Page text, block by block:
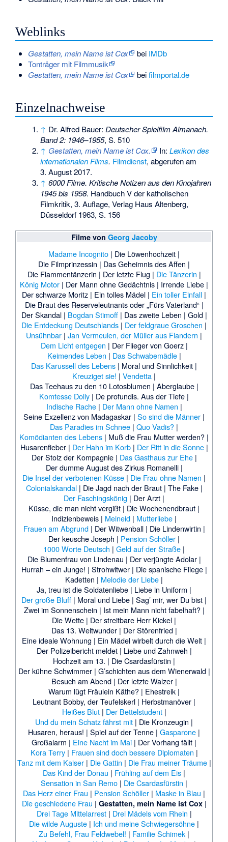
Weblinks
Gestatten, mein Name ist Cox bei IMDb
Tonträger mit Filmmusik
Gestatten, mein Name ist Cox
beifilmportal.de
Einzelnachweise
↑ Dr. Alfred Bauer:Deutscher Spielfilm Almanach.
Band 2: 1946–1955, S. 510
↑ Gestatten, mein Name ist Cox. In:Lexikon des
internationalen Films. Filmdienst, abgerufen am
3. August 2017.
↑ 6000 Filme. Kritische Notizen aus den Kinojahren
1945 bis 1958. Handbuch V der katholischen
Filmkritik, 3. Auflage, Verlag Haus Altenberg,
Düsseldorf 1963, S. 156
Filme von Georg Jacoby
Madame Incognito | Die Löwenhochzeit |
Die Filmprinzessin | Das Geheimnis des Affen |
Die Flammentänzerin | Der letzte Flug | Die Tänzerin |
König Motor | Der Mann ohne Gedächtnis | Irrende Liebe |
Der schwarze Moritz | Ein tolles Mädel | Ein toller Einfall |
Die Braut des Reserveleutnants oder „Fürs Vaterland“|
Der Skandal| Bogdan Stimoff| Das zweite Leben | Gold|
Die Entdeckung Deutschlands | Der feldgraue Groschen |
Unsühnbar | Jan Vermeulen, der Müller aus Flandern |
Dem Licht entgegen | Der Flieger von Goerz|
Keimendes Leben | Das Schwabemädle|
Das Karussell des Lebens | Moral und Sinnlichkeit |
Kreuziget sie! | Vendetta |
Das Teehaus zu den 10 Lotosblumen | Aberglaube|
Komtesse Dolly | De profundis. Aus der Tiefe |
Indische Rache| Der Mann ohne Namen |
Seine Exzellenz von Madagaskar | So sind die Männer |
Das Paradies im Schnee | Quo Vadis? |
Komödianten des Lebens | Muß die Frau Mutter werden? |
Husarenfieber| Der Hahn im Korb| Der Ritt in die Sonne|
Der Stolz der Kompagnie| Das Gasthaus zur Ehe|
Der dumme August des Zirkus Romanelli|
Die Insel der verbotenen Küsse | Die Frau ohne Namen |
Colonialskandal| Die Jagd nach der Braut| The Fake|
Der Faschingskönig | Der Arzt |
Küsse, die man nicht vergißt | Die Wochenendbraut |
Indizienbeweis | Meineid | Mutterliebe |
Frauen am Abgrund| Der Witwenball| Die Lindenwirtin |
Der keusche Joseph | Pension Schöller |
1000 Worte Deutsch | Geld auf der Straße |
Die Blumenfrau von Lindenau | Der verjüngte Adolar|
Hurrah – ein Junge! | Strohwitwer| Die spanische Fliege|
Kadetten | Melodie der Liebe |
Ja, treu ist die Soldatenliebe | Liebe in Uniform |
Der große Bluff | Moral und Liebe | Sag’ mir, wer Du bist |
Zwei im Sonnenschein | Ist mein Mann nicht fabelhaft?|
Die Wette | Der streitbare Herr Kickel |
Das 13. Weltwunder| Der Störenfried|
Eine ideale Wohnung | Ein Mädel wirbelt durch die Welt |
Der Polizeibericht meldet| Liebe und Zahnweh |
Hochzeit am 13. | Die Csardasfürstin |
Der kühne Schwimmer| G’schichten aus dem Wienerwald|
Besuch am Abend| Der letzte Walzer|
Warum lügt Fräulein Käthe? | Ehestreik |
Leutnant Bobby, der Teufelskerl | Herbstmanöver |
Heißes Blut| Der Bettelstudent|
Und du mein Schatz fährst mit | Die Kronzeugin |
Husaren, heraus! | Spiel auf der Tenne | Gasparone |
Großalarm | Eine Nacht im Mai | Der Vorhang fällt |
Kora Terry| Frauen sind doch bessere Diplomaten |
Tanz mit dem Kaiser| Die Gattin | Die Frau meiner Träume|
Das Kind der Donau | Frühling auf dem Eis |
Sensation in San Remo | Die Csardasfürstin |
Das Herz einer Frau | Pension Schöller | Maske in Blau |
Die geschiedene Frau | Gestatten, mein Name ist Cox|
Drei Tage Mittelarrest| Drei Mädels vom Rhein |
Die wilde Auguste | Ich und meine Schwiegersöhne |
Zu Befehl, Frau Feldwebel! | Familie Schimek |